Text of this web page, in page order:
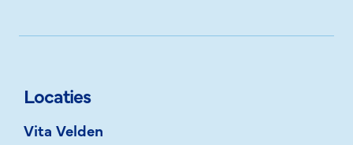
Locaties
Vita Velden